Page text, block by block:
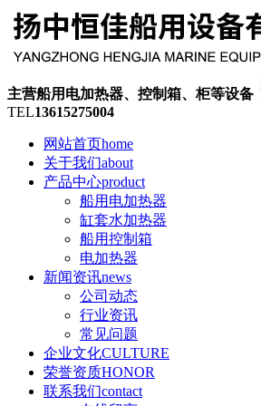
主营船用电加热器、控制箱、柜等设备
TEL13615275004
网站首页home
关于我们about
产品中心product
船用电加热器
缸套水加热器
船用控制箱
电加热器
新闻资讯news
公司动态
行业资讯
常见问题
企业文化CULTURE
荣誉资质HONOR
联系我们contact